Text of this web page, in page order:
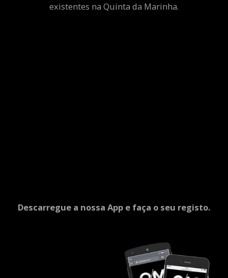
existentes na Quinta da Marinha.
Descarregue a nossa App e faça o seu registo.